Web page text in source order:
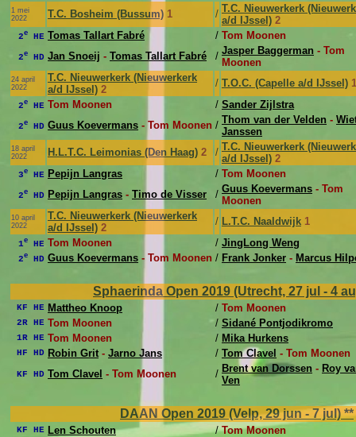
1 mei
2022
T.C. Bosheim (Bussum) 1 / T.C. Nieuwerkerk
a/d IJssel) 2
2e HE Tomas Tallart Fabré / Tom Moonen
2e HD Jan Snoeij - Tomas Tallart Fabré / Jasper Baggerman - Tom
Moonen
24 april
2022
T.C. Nieuwerkerk (Nieuwerkerk
a/d IJssel) 2
/ T.O.C. (Capelle a/d IJssel) 1
2e HE Tom Moonen / Sander Zijlstra
2e HD Guus Koevermans - Tom Moonen / Thom van der Velden -
Janssen
18 april
2022
H.L.T.C. Leimonias (Den Haag) 2 / T.C. Nieuwerkerk
a/d IJssel) 2
3e HE Pepijn Langras / Tom Moonen
2e HD Pepijn Langras - Timo de Visser / Guus Koevermans - Tom
Moonen
10 april
2022
T.C. Nieuwerkerk (Nieuwerkerk
a/d IJssel) 2
/ L.T.C. Naaldwijk 1
1e HE Tom Moonen / JingLong Weng
2e HD Guus Koevermans - Tom Moonen / Frank Jonker - Marcus
Sphaerinda Open 2019 (Utrecht, 27 jul - 4
KF HE Mattheo Knoop / Tom Moonen
2R HE Tom Moonen / Sidané Pontjodikromo
1R HE Tom Moonen / Mika Hurkens
HF HD Robin Grit - Jarno Jans / Tom Clavel - Tom Moonen
KF HD Tom Clavel - Tom Moonen / Brent van Dorssen - Roy
Ven
DAAN Open 2019 (Velp, 29 jun - 7 jul) **
KF HE Len Schouten / Tom Moonen